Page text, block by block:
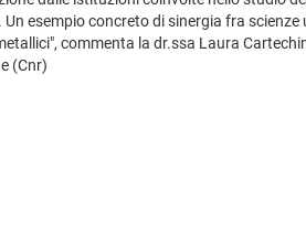
esempio concreto di sinergia fra
commenta la dr.ssa Laura
(Cnr)